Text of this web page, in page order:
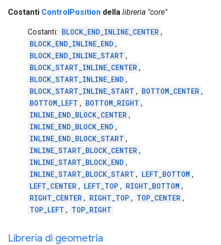
Costanti ControlPosition della libreria "core"
Costanti: BLOCK_END_INLINE_CENTER ,
BLOCK_END_INLINE_END ,
BLOCK_END_INLINE_START ,
BLOCK_START_INLINE_CENTER ,
BLOCK_START_INLINE_END ,
BLOCK_START_INLINE_START , BOTTOM_CENTER ,
BOTTOM_LEFT , BOTTOM_RIGHT ,
INLINE_END_BLOCK_CENTER ,
INLINE_END_BLOCK_END ,
INLINE_END_BLOCK_START ,
INLINE_START_BLOCK_CENTER ,
INLINE_START_BLOCK_END ,
INLINE_START_BLOCK_START , LEFT_BOTTOM ,
LEFT_CENTER , LEFT_TOP , RIGHT_BOTTOM ,
RIGHT_CENTER , RIGHT_TOP , TOP_CENTER ,
TOP_LEFT , TOP_RIGHT
Libreria di geometria